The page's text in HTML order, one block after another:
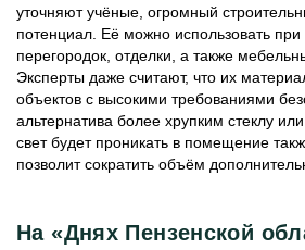
уточняют учёные, огромный
потенциал. Её можно использовать
перегородок, отделки, а также
Эксперты даже считают, что их
объектов с высокими требованиями
альтернатива более хрупким стеклу
свет будет проникать в помещение
позволит сократить объём
На «Днях Пензенской